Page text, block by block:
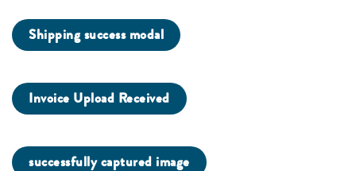
Shipping success modal
Invoice Upload Received
successfully captured image